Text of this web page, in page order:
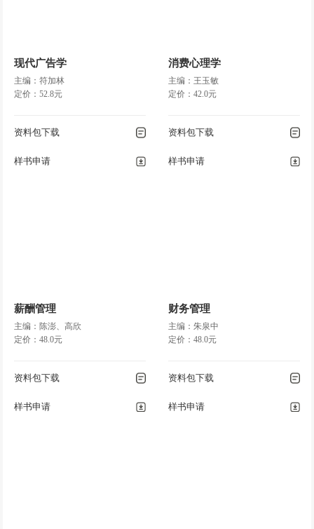
现代广告学
主编：符加林
定价：52.8元
资料包下载
样书申请
消费心理学
主编：王玉敏
定价：42.0元
资料包下载
样书申请
薪酬管理
主编：陈澎、高欣
定价：48.0元
资料包下载
样书申请
财务管理
主编：朱泉中
定价：48.0元
资料包下载
样书申请